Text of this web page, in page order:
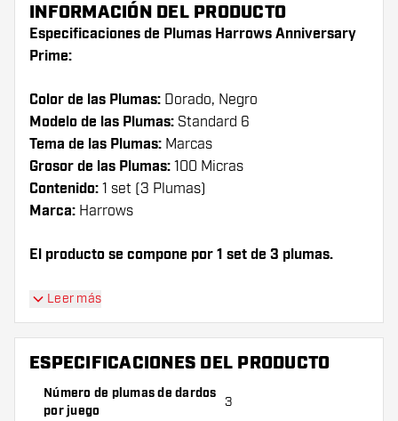
INFORMACIÓN DEL PRODUCTO
Especificaciones de Plumas Harrows Anniversary
Prime:
Color de las Plumas: Dorado, Negro
Modelo de las Plumas: Standard 6
Tema de las Plumas: Marcas
Grosor de las Plumas: 100 Micras
Contenido: 1 set (3 Plumas)
Marca: Harrows
El producto se compone por 1 set de 3 plumas.
¡Consejo de Dartshopper!
Asegúrate de tener suficientes plumas y cañas.
Estas pueden dañarse o romperse con el uso.
Prueba una forma, un material o un grosor
Leer más
ESPECIFICACIONES DEL PRODUCTO
Número de plumas de dardos
por juego
3